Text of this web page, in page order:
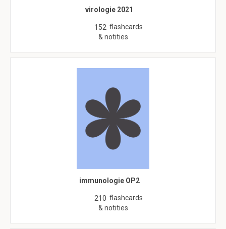
virologie 2021
152 flashcards
& notities
immunologie OP2
210 flashcards
& notities